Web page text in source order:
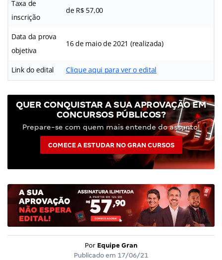
Taxa de
inscrição
de R$ 57,00
Data da prova
objetiva
16 de maio de 2021 (realizada)
Link do edital Clique aqui para ver o edital
QUER CONQUISTAR A SUA APROVAÇÃO EM
CONCURSOS PÚBLICOS?
Prepare-se com quem mais entende do assunto!
COMECE A ESTUDAR NO GRAN CURSOS
Por Equipe Gran
Publicado em 17/06/21